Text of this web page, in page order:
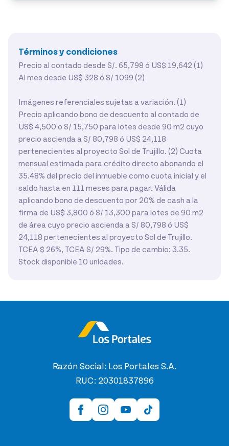
Términos y condiciones
Precio al contado desde S/. 65,798 ó US$ 19,642 (1)
Al mes desde US$ 328 ó S/ 1099 (2)
Imágenes referenciales sujetas a variación. (1)
Precio aplicando bono de descuento al contado de
US$ 4,500 o S/ 15,750 para lotes desde 90 m2 cuyo
precio ascienda a S/ 80,798 ó US$ 24,118
pertenecientes al proyecto Sol de Trujillo. (2) Cuota
mensual estimada para crédito directo abonando el
35.48% del precio del inmueble como cuota inicial y el
saldo hasta en 111 meses para pagar. Válida
aplicando bono de descuento por 20% de cash a la
firma de US$ 3,800 ó S/ 13,300 para lotes de 90 m2
de área cuyo precio ascienda a S/ 80,798 ó US$
24,118 pertenecientes al proyecto Sol de Trujillo.
TCEA $ 26%, TCEA S/ 29%. Tipo de cambio: 3.35.
Stock disponible 10 unidades.
Razón Social: Los Portales S.A.
RUC: 20301837896